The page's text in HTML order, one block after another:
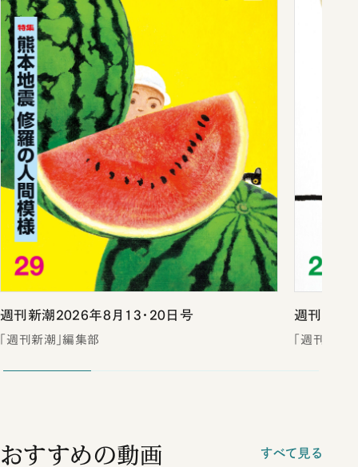
週刊新潮2026年8月13・20日号
「週刊新潮」編集部
週刊新潮
「週刊新潮
おすすめの動画 すべて見る